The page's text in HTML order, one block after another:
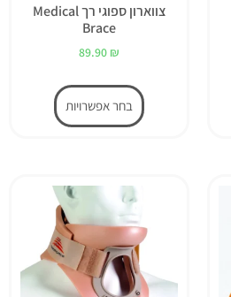
צווארון ספוגי רך Medical
Brace
89.90 ₪
בחר אפשרויות